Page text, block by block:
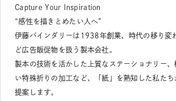
Capture Your Inspiration
“感性を描きとめたい人へ”
伊藤バインダリーは1938年創業、時代の移り変
ど広告販促物を扱う製本会社。
製本の技術を活かした上質なステーショナリー
い特殊折りの加工など、「紙」を熟知した私た
提案します。